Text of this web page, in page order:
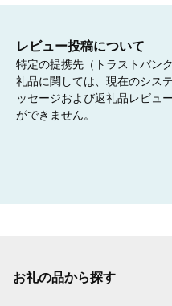
レビュー投稿について
特定の提携先（トラストバン
礼品に関しては、現在のシス
ッセージおよび返礼品レビュ
ができません。
お礼の品から探す